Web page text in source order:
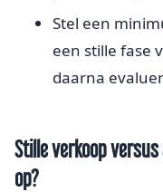
Stel een
een stille fase
daarna
Stille verkoop
op?